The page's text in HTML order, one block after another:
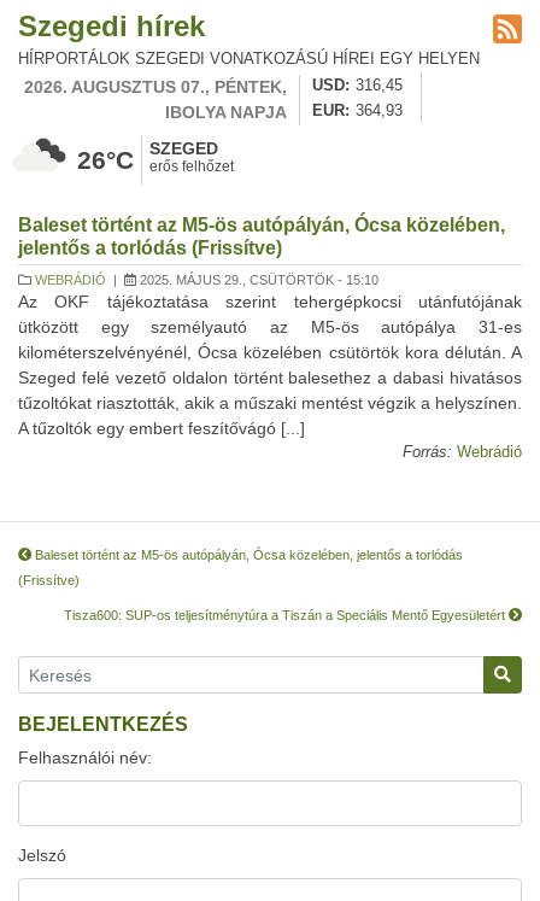
Szegedi hírek
HÍRPORTÁLOK SZEGEDI VONATKOZÁSÚ HÍREI EGY HELYEN
2026. AUGUSZTUS 07., PÉNTEK,
IBOLYA NAPJA
USD
316,45
EUR
364,93
26°C SZEGED
erős felhőzet
Baleset történt az M5-ös autópályán, Ócsa közelében,
jelentős a torlódás (Frissítve)
WEBRÁDIÓ | 2025. MÁJUS 29., CSÜTÖRTÖK - 15:10
Az OKF tájékoztatása szerint tehergépkocsi utánfutójának
ütközött egy személyautó az M5-ös autópálya 31-es
kilométerszelvényénél, Ócsa közelében csütörtök kora délután. A
Szeged felé vezető oldalon történt balesethez a dabasi hivatásos
tűzoltókat riasztották, akik a műszaki mentést végzik a helyszínen.
A tűzoltók egy embert feszítővágó [...]
Forrás: Webrádió
Baleset történt az M5-ös autópályán, Ócsa közelében, jelentős a torlódás
(Frissítve)
Tisza600: SUP-os teljesítménytúra a Tiszán a Speciális Mentő Egyesületért
BEJELENTKEZÉS
Felhasználói név:
Jelszó